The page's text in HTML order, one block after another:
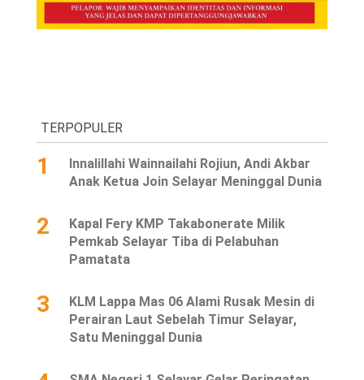
TERPOPULER
1
Innalillahi Wainnailahi Rojiun, Andi Akbar
Anak Ketua Join Selayar Meninggal Dunia
2
Kapal Fery KMP Takabonerate Milik
Pemkab Selayar Tiba di Pelabuhan
Pamatata
3
KLM Lappa Mas 06 Alami Rusak Mesin di
Perairan Laut Sebelah Timur Selayar,
Satu Meninggal Dunia